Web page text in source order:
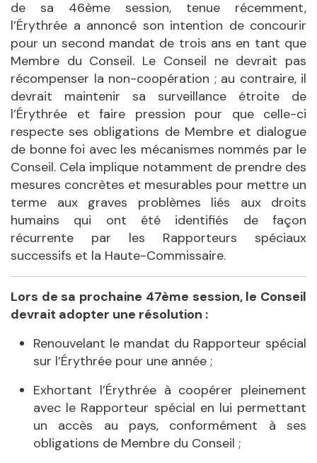
de sa 46ème session, tenue récemment,
l’Érythrée a annoncé son intention de concourir
pour un second mandat de trois ans en tant que
Membre du Conseil. Le Conseil ne devrait pas
récompenser la non-coopération ; au contraire, il
devrait maintenir sa surveillance étroite de
l’Érythrée et faire pression pour que celle-ci
respecte ses obligations de Membre et dialogue
de bonne foi avec les mécanismes nommés par le
Conseil. Cela implique notamment de prendre des
mesures concrètes et mesurables pour mettre un
terme aux graves problèmes liés aux droits
humains qui ont été identifiés de façon
récurrente par les Rapporteurs spéciaux
successifs et la Haute-Commissaire.
Lors de sa prochaine 47ème session, le Conseil
devrait adopter une résolution :
Renouvelant le mandat du Rapporteur spécial
sur l’Érythrée pour une année ;
Exhortant l’Érythrée à coopérer pleinement
avec le Rapporteur spécial en lui permettant
un accès au pays, conformément à ses
obligations de Membre du Conseil ;